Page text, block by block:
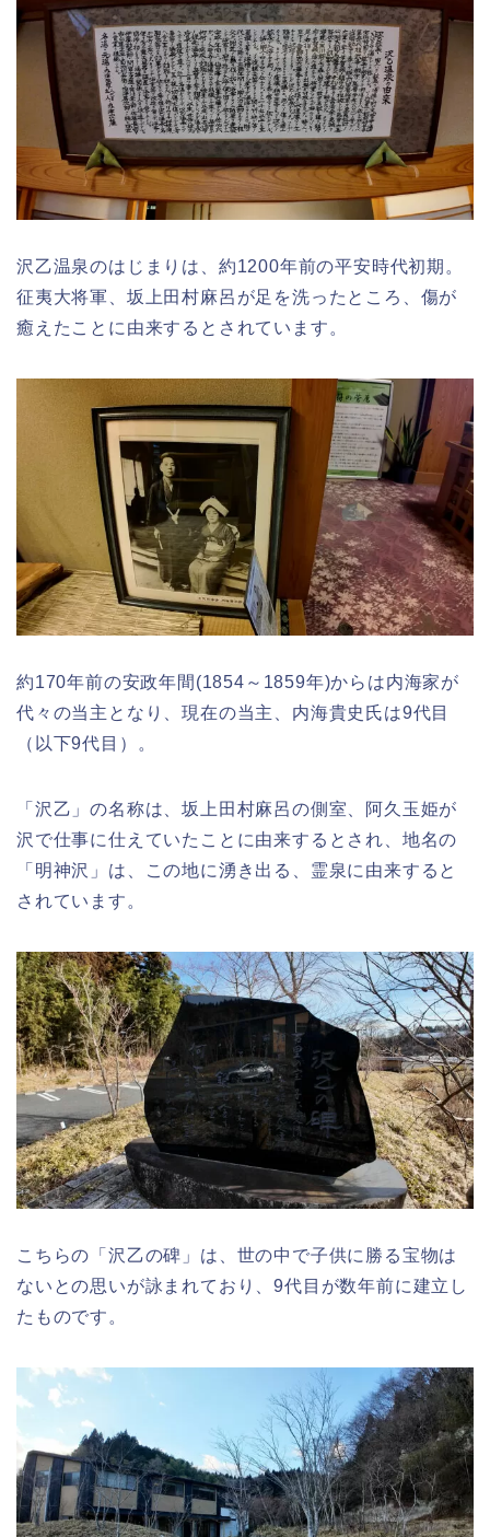
沢乙温泉のはじまりは、約1200年前の平安時代初期。
征夷大将軍、坂上田村麻呂が足を洗ったところ、傷が
癒えたことに由来するとされています。
約170年前の安政年間(1854～1859年)からは内海家が
代々の当主となり、現在の当主、内海貴史氏は9代目
（以下9代目）。
「沢乙」の名称は、坂上田村麻呂の側室、阿久玉姫が
沢で仕事に仕えていたことに由来するとされ、地名の
「明神沢」は、この地に湧き出る、霊泉に由来すると
されています。
こちらの「沢乙の碑」は、世の中で子供に勝る宝物は
ないとの思いが詠まれており、9代目が数年前に建立し
たものです。